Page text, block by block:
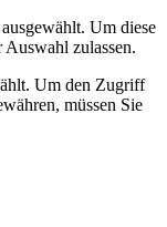
Um diese
Auswahl zulassen.
Um den Zugriff
müssen Sie